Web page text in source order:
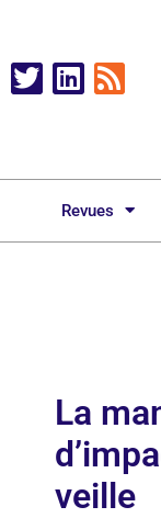
Revues
La
veille